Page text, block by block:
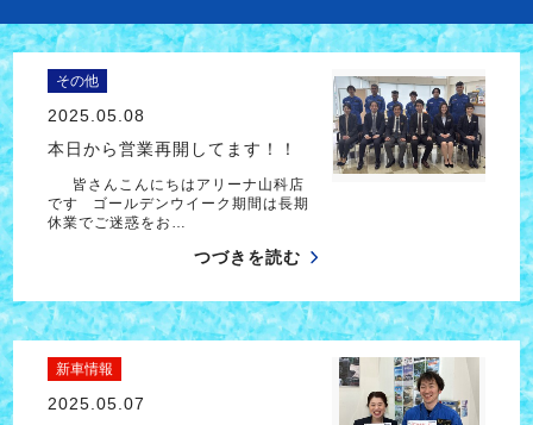
その他
2025.05.08
本日から営業再開してます！！
皆さんこんにちはアリーナ山科店
です ゴールデンウイーク期間は長期
休業でご迷惑をお…
つづきを読む
新車情報
2025.05.07